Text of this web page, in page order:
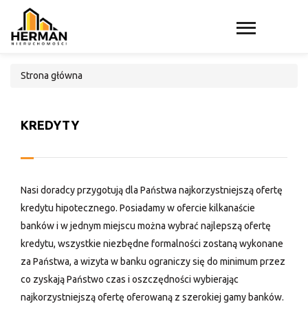
Strona główna
KREDYTY
Nasi doradcy przygotują dla Państwa najkorzystniejszą ofertę
kredytu hipotecznego. Posiadamy w ofercie kilkanaście
banków i w jednym miejscu można wybrać najlepszą ofertę
kredytu, wszystkie niezbędne formalności zostaną wykonane
za Państwa, a wizyta w banku ograniczy się do minimum przez
co zyskają Państwo czas i oszczędności wybierając
najkorzystniejszą ofertę oferowaną z szerokiej gamy banków.